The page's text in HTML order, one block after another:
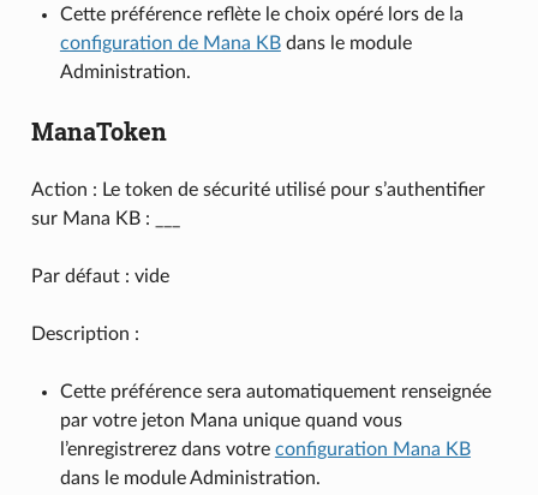
Cette préférence reflète le choix opéré lors de la
configuration de Mana KBdans le module
Administration.
ManaToken
Action : Le token de sécurité utilisé pour s’authentifier
sur Mana KB : ___
Par défaut : vide
Description :
Cette préférence sera automatiquement renseignée
par votre jeton Mana unique quand vous
l’enregistrerez dans votre configuration Mana KB
dans le module Administration.